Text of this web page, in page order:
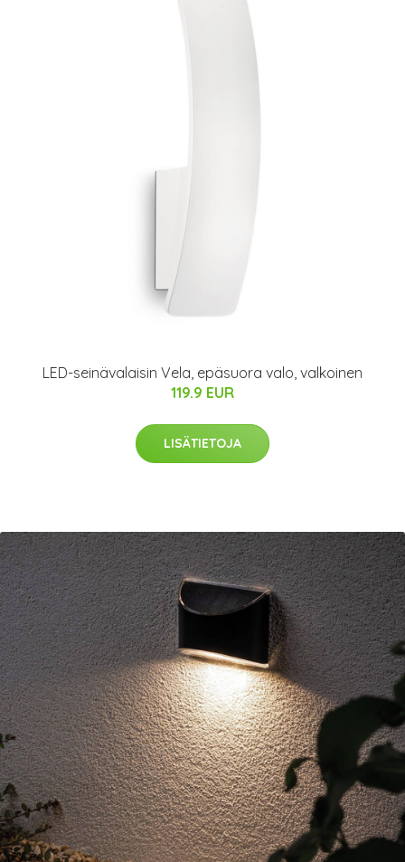
LED-seinävalaisin Vela, epäsuora valo, valkoinen
119.9 EUR
LISÄTIETOJA